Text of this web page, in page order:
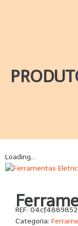
Loading...
REF:
Categoria: